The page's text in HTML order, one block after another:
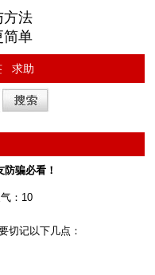
方法
简单
求助
骗必看！
：10
切记以下几点：